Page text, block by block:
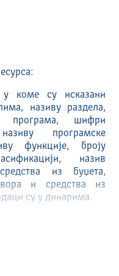
коме су исказани
називу раздела,
програма, шифри
програмске
функције, броју
назив
из буџета,
и средства из
су у динарима.
коме су исказани
групи, називу групе,
класе, средства